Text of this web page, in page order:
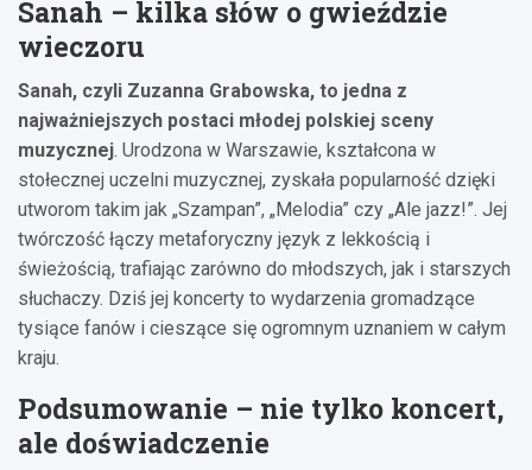
Sanah – kilka słów o gwieździe
wieczoru
Sanah, czyli Zuzanna Grabowska, to jedna z
najważniejszych postaci młodej polskiej sceny
muzycznej. Urodzona w Warszawie, kształcona w
stołecznej uczelni muzycznej, zyskała popularność dzięki
utworom takim jak „Szampan”, „Melodia” czy „Ale jazz!”. Jej
twórczość łączy metaforyczny język z lekkością i
świeżością, trafiając zarówno do młodszych, jak i starszych
słuchaczy. Dziś jej koncerty to wydarzenia gromadzące
tysiące fanów i cieszące się ogromnym uznaniem w całym
kraju.
Podsumowanie – nie tylko koncert,
ale doświadczenie